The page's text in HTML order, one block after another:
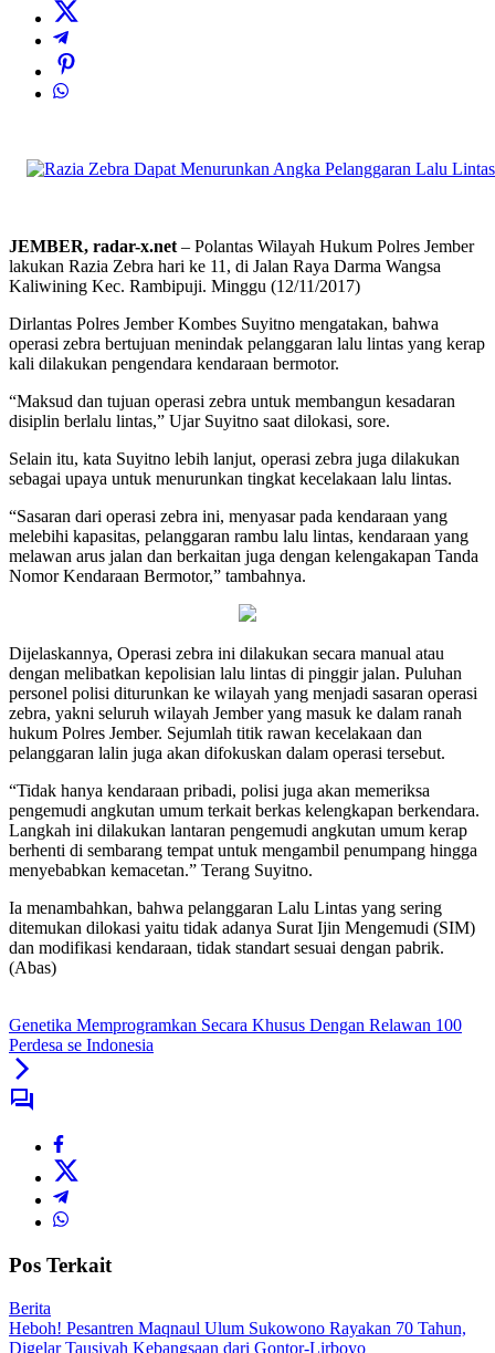
JEMBER, radar-x.net – Polantas Wilayah Hukum Polres Jember
lakukan Razia Zebra hari ke 11, di Jalan Raya Darma Wangsa
Kaliwining Kec. Rambipuji. Minggu (12/11/2017)
Dirlantas Polres Jember Kombes Suyitno mengatakan, bahwa
operasi zebra bertujuan menindak pelanggaran lalu lintas yang kerap
kali dilakukan pengendara kendaraan bermotor.
“Maksud dan tujuan operasi zebra untuk membangun kesadaran
disiplin berlalu lintas,” Ujar Suyitno saat dilokasi, sore.
Selain itu, kata Suyitno lebih lanjut, operasi zebra juga dilakukan
sebagai upaya untuk menurunkan tingkat kecelakaan lalu lintas.
“Sasaran dari operasi zebra ini, menyasar pada kendaraan yang
melebihi kapasitas, pelanggaran rambu lalu lintas, kendaraan yang
melawan arus jalan dan berkaitan juga dengan kelengakapan Tanda
Nomor Kendaraan Bermotor,” tambahnya.
Dijelaskannya, Operasi zebra ini dilakukan secara manual atau
dengan melibatkan kepolisian lalu lintas di pinggir jalan. Puluhan
personel polisi diturunkan ke wilayah yang menjadi sasaran operasi
zebra, yakni seluruh wilayah Jember yang masuk ke dalam ranah
hukum Polres Jember. Sejumlah titik rawan kecelakaan dan
pelanggaran lalin juga akan difokuskan dalam operasi tersebut.
“Tidak hanya kendaraan pribadi, polisi juga akan memeriksa
pengemudi angkutan umum terkait berkas kelengkapan berkendara.
Langkah ini dilakukan lantaran pengemudi angkutan umum kerap
berhenti di sembarang tempat untuk mengambil penumpang hingga
menyebabkan kemacetan.” Terang Suyitno.
Ia menambahkan, bahwa pelanggaran Lalu Lintas yang sering
ditemukan dilokasi yaitu tidak adanya Surat Ijin Mengemudi (SIM)
dan modifikasi kendaraan, tidak standart sesuai dengan pabrik.
(Abas)
Genetika Memprogramkan Secara Khusus Dengan Relawan 100
Perdesa se Indonesia
Pos Terkait
Berita
Heboh! Pesantren Maqnaul Ulum Sukowono Rayakan 70 Tahun,
Digelar Tausiyah Kebangsaan dari Gontor-Lirboyo